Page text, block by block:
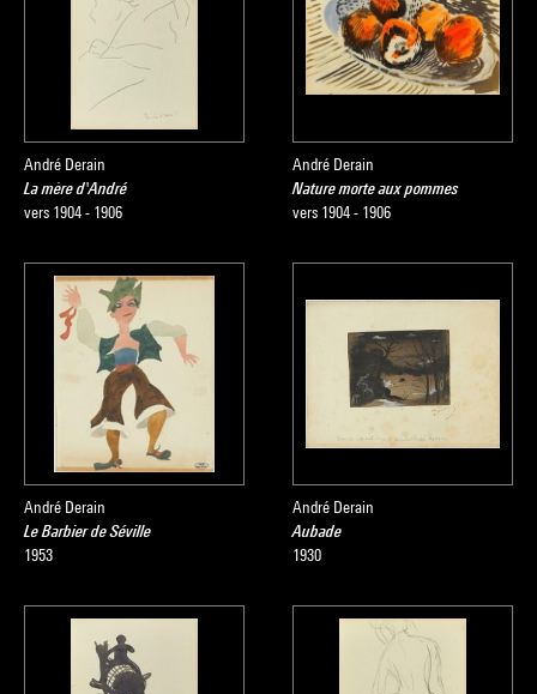
André Derain
La mère d'André
vers 1904 - 1906
André Derain
Nature morte aux pommes
vers 1904 - 1906
André Derain
Le Barbier de Séville
1953
André Derain
Aubade
1930